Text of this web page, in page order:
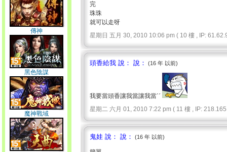
傳神
黑色陰謀
魔神戰域
完
珠珠
就可以走呀
星期日 五月 30, 2010 10:06 pm ( 10 樓 , IP:
頭香給我 說： 說： (16 年 以前)
我要當頭香讓我當讓我當ˋˊ
星期二 六月 01, 2010 7:22 pm ( 11 樓 , IP:
鬼娃 說： 說： (16 年 以前)